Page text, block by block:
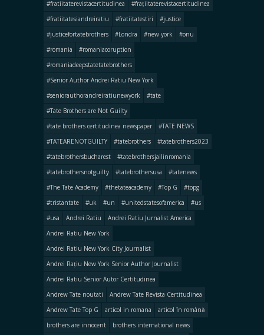
#fratiitaterevistacertitudinea
#frațiitaterevistacertitudinea
#fratiitatesiandreiratiu
#fratiitatestiri
#justice
#justicefortatebrothers
#Londra #new york
#onu
#romania
#romaniacoruption
#romaniadeepstatetatebrothers
#Senior Author Andrei Ratiu New York
#seniorauthorandreiratiunewyork
#tate
#Tate Brothers are Not Guilty
#tate brothers certitudinea newspaper
#TATE NEWS
#TATEARENOTGUILTY
#tatebrothers
#tatebrothers2023
#tatebrothersbucharest
#tatebrothersjailinromania
#tatebrothersnotguilty
#tatebrothersusa
#tatenews
#The Tate Academy
#thetateacademy #Top G
#topg
#tristantate
#uk #un #unitedstatesofamerica
#us
#usa
Andrei Ratiu
Andrei Ratiu Jurnalist America
Andrei Ratiu New York
Andrei Ratiu New York City Journalist
Andrei Rațiu New York Senior Author Journalist
Andrei Ratiu Senior Autor Certitudinea
Andrew Tate noutati
Andrew Tate Revista Certitudinea
Andrew Tate Top G
articol in romana
articol în română
brothers are innocent
brothers international news